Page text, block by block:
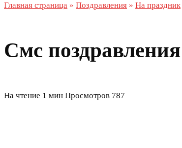
Главная страница » Поздравления » На праздник
Смс
На чтение 1 мин Просмотров 787